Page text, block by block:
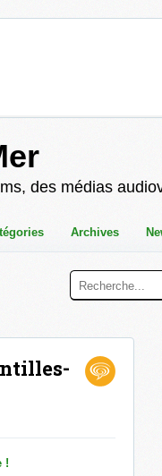
des médias
Archives